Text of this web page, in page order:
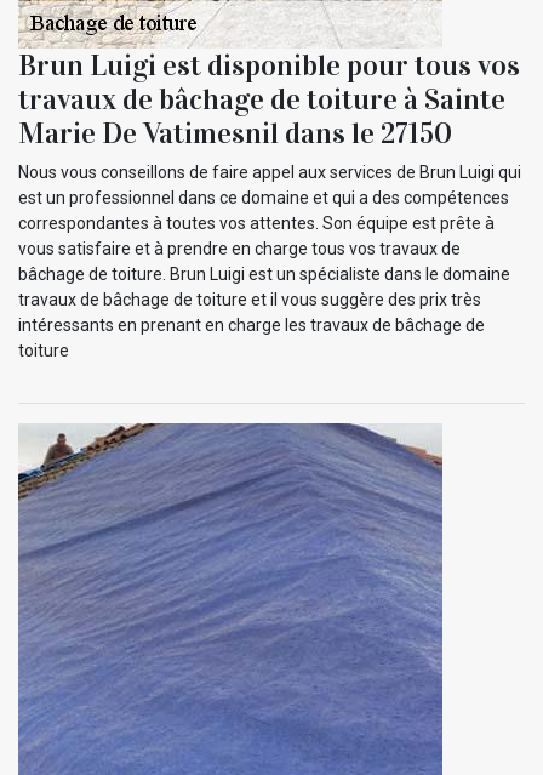
Brun Luigi est disponible pour tous vos
travaux de bâchage de toiture à Sainte
Marie De Vatimesnil dans le 27150
Nous vous conseillons de faire appel aux services de Brun Luigi qui
est un professionnel dans ce domaine et qui a des compétences
correspondantes à toutes vos attentes. Son équipe est prête à
vous satisfaire et à prendre en charge tous vos travaux de
bâchage de toiture. Brun Luigi est un spécialiste dans le domaine
travaux de bâchage de toiture et il vous suggère des prix très
intéressants en prenant en charge les travaux de bâchage de
toiture